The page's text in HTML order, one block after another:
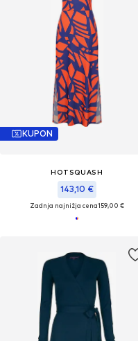
KUPON
HOTSQUASH
143,10 €
Zadnja najnižja cena159,00 €